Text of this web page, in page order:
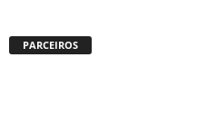
PARCEIROS